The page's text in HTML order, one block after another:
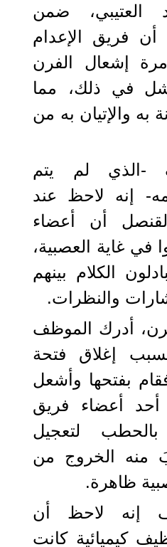
العتيبي، ضمن
أن فريق الإعدام
إشعال الفرن
في ذلك، مما
به والإتيان به من
-الذي لم يتم
إنه لاحظ عند
أن أعضاء
في غاية العصبية،
الكلام بينهم
والنظرات.
أدرك الموظف
إغلاق فتحة
فقام بفتحها وأشعل
أحد أعضاء فريق
بالحطب لتعجيل
منه الخروج من
ظاهرة.
إنه لاحظ أن
كيميائية كانت